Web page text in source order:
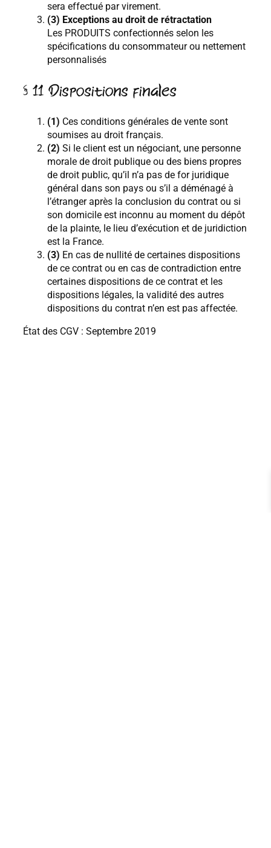
sera effectué par virement.
(3) Exceptions au droit de rétractation
Les PRODUITS confectionnés selon les
spécifications du consommateur ou nettement
personnalisés
§ 11 Dispositions finales
(1) Ces conditions générales de vente sont
soumises au droit français.
(2) Si le client est un négociant, une personne
morale de droit publique ou des biens propres
de droit public, qu’il n’a pas de for juridique
général dans son pays ou s’il a déménagé à
l’étranger après la conclusion du contrat ou si
son domicile est inconnu au moment du dépôt
de la plainte, le lieu d’exécution et de juridiction
est la France.
(3) En cas de nullité de certaines dispositions
de ce contrat ou en cas de contradiction entre
certaines dispositions de ce contrat et les
dispositions légales, la validité des autres
dispositions du contrat n’en est pas affectée.
État des CGV : Septembre 2019